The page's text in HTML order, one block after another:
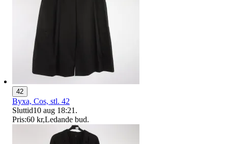
42
Byxa, Cos, stl. 42
Sluttid10 aug 18:21 .
Pris:60 kr,Ledande bud.